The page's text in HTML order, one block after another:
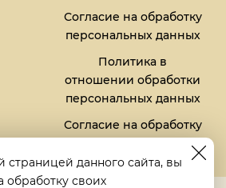
Согласие на обработку
персональных данных
Политика в
отношении обработки
персональных данных
Согласие на обработку
файлов кукис (cookies)
страницей данного сайта, вы
обработку своих